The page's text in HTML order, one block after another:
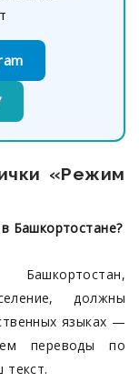
«Режим
Башкортостане?
должны
языках —
переводы по
текст.